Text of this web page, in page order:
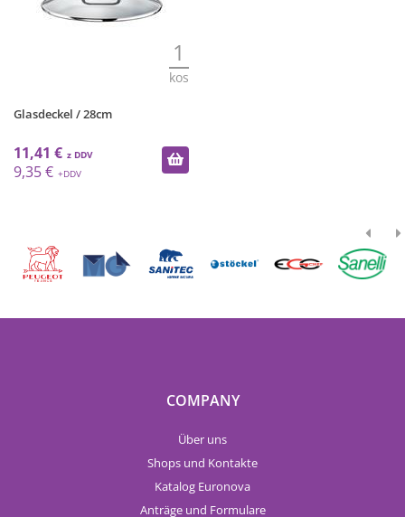
1
kos
Glasdeckel / 28cm
11,41 €
9,35 €
COMPANY
Über uns
Shops und Kontakte
Katalog Euronova
Anträge und Formulare